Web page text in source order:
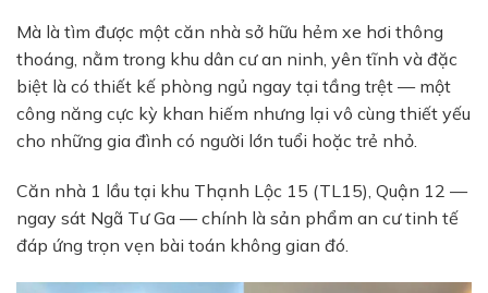
Mà là tìm được một căn nhà sở hữu hẻm xe hơi thông
thoáng, nằm trong khu dân cư an ninh, yên tĩnh và đặc
biệt là có thiết kế phòng ngủ ngay tại tầng trệt — một
công năng cực kỳ khan hiếm nhưng lại vô cùng thiết yếu
cho những gia đình có người lớn tuổi hoặc trẻ nhỏ.
Căn nhà 1 lầu tại khu Thạnh Lộc 15 (TL15), Quận 12 —
ngay sát Ngã Tư Ga — chính là sản phẩm an cư tinh tế
đáp ứng trọn vẹn bài toán không gian đó.